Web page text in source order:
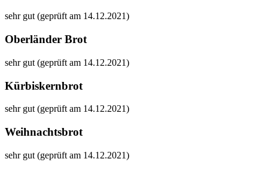
sehr gut (geprüft am 14.12.2021)
Oberländer Brot
sehr gut (geprüft am 14.12.2021)
Kürbiskernbrot
sehr gut (geprüft am 14.12.2021)
Weihnachtsbrot
sehr gut (geprüft am 14.12.2021)